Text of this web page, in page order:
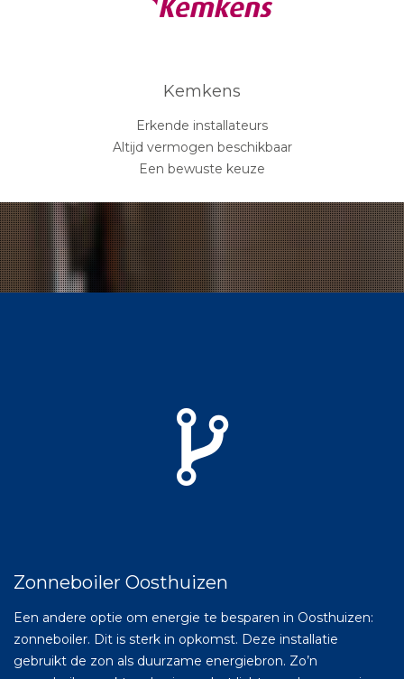
Kemkens
Erkende installateurs
Altijd vermogen beschikbaar
Een bewuste keuze
Zonneboiler Oosthuizen
Een andere optie om energie te besparen in Oosthuizen:
zonneboiler. Dit is sterk in opkomst. Deze installatie
gebruikt de zon als duurzame energiebron. Zo’n